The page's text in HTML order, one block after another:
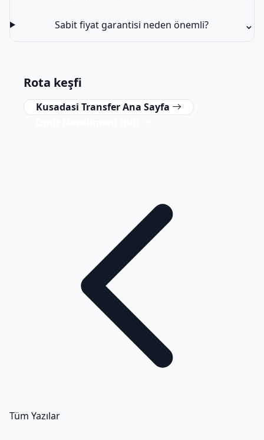
Sabit fiyat garantisi neden önemli? ⌄
Rota keşfi
Kusadasi Transfer Ana Sayfa
Tüm Yazılar